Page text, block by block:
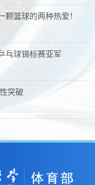
篮球的两种热爱！
乓球锦标赛亚军
突破